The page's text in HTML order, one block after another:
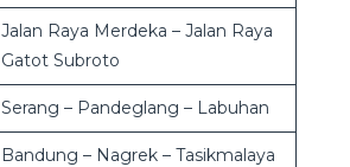
Jalan Raya Merdeka – Jalan Raya
Gatot Subroto
Serang – Pandeglang – Labuhan
Bandung – Nagrek – Tasikmalaya